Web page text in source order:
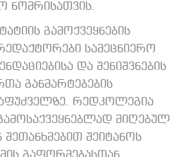
ნომრისათვის.
გამოქვეყნების
სამეცნიერო
და შენიშვნების
განმარტებების
რედკოლეგია
მიღებულ
შეიტანოს